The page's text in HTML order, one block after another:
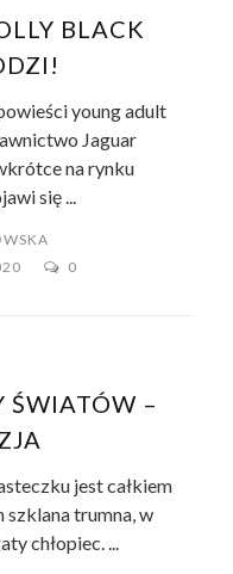
BLACK
young adult
Jaguar
na rynku
się ...
0
ŚWIATÓW –
jest całkiem
szklana trumna, w
chłopiec. ...